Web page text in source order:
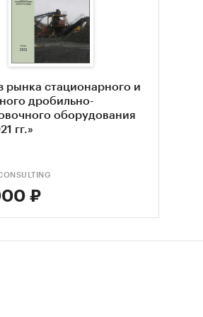
рынка стационарного и
дробильно-
оборудования
гг.»
₽